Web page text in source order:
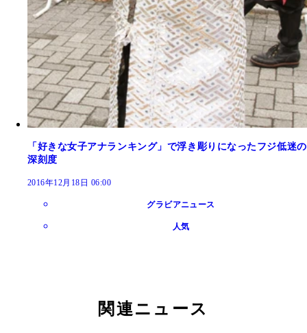
「好きな女子アナランキング」で浮き彫りになったフジ低迷の
深刻度
2016年12月18日 06:00
グラビアニュース
人気
関連ニュース